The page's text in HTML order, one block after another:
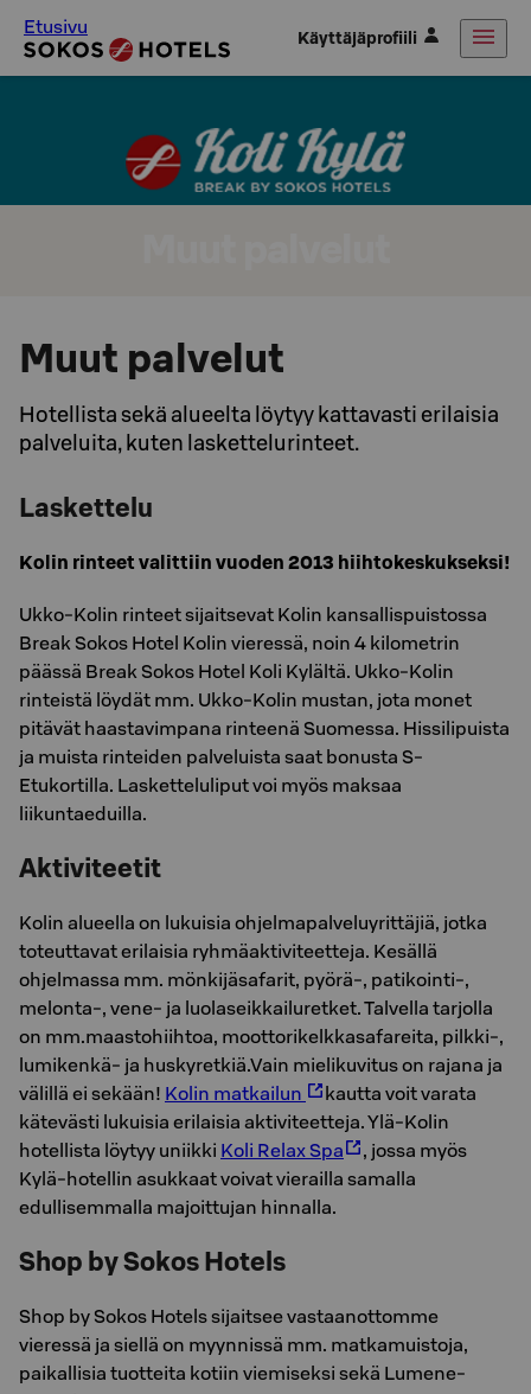
Etusivu Käyttäjäprofiili
Muut palvelut
Hotellista sekä alueelta löytyy kattavasti erilaisia
palveluita, kuten laskettelurinteet.
Laskettelu
Kolin rinteet valittiin vuoden 2013 hiihtokeskukseksi!
Ukko-Kolin rinteet sijaitsevat Kolin kansallispuistossa
Break Sokos Hotel Kolin vieressä, noin 4 kilometrin
päässä Break Sokos Hotel Koli Kylältä. Ukko-Kolin
rinteistä löydät mm. Ukko-Kolin mustan, jota monet
pitävät haastavimpana rinteenä Suomessa. Hissilipuista
ja muista rinteiden palveluista saat bonusta S-
Etukortilla. Lasketteluliput voi myös maksaa
liikuntaeduilla.
Aktiviteetit
Kolin alueella on lukuisia ohjelmapalveluyrittäjiä, jotka
toteuttavat erilaisia ryhmäaktiviteetteja. Kesällä
ohjelmassa mm. mönkijäsafarit, pyörä-, patikointi-,
melonta-, vene- ja luolaseikkailuretket. Talvella tarjolla
on mm.maastohiihtoa, moottorikelkkasafareita, pilkki-,
lumikenkä- ja huskyretkiä.Vain mielikuvitus on rajana ja
välillä ei sekään! Kolin matkailun
kautta voit varata
kätevästi lukuisia erilaisia aktiviteetteja. Ylä-Kolin
hotellista löytyy uniikki Koli Relax Spa
, jossa myös
Kylä-hotellin asukkaat voivat vierailla samalla
edullisemmalla majoittujan hinnalla.
Shop by Sokos Hotels
Shop by Sokos Hotels sijaitsee vastaanottomme
vieressä ja siellä on myynnissä mm. matkamuistoja,
paikallisia tuotteita kotiin viemiseksi sekä Lumene-